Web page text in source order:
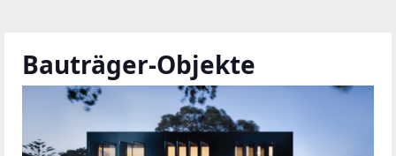
Bauträger-Objekte